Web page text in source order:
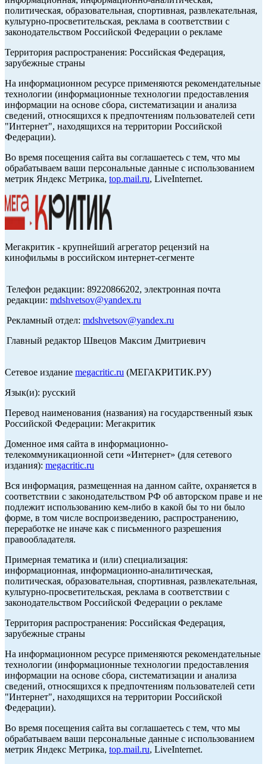
политическая, образовательная, спортивная, развлекательная,
культурно-просветительская, реклама в соответствии с
законодательством Российской Федерации о рекламе
Территория распространения: Российская Федерация,
зарубежные страны
На информационном ресурсе применяются рекомендательные
технологии (информационные технологии предоставления
информации на основе сбора, систематизации и анализа
сведений, относящихся к предпочтениям пользователей сети
"Интернет", находящихся на территории Российской
Федерации).
Во время посещения сайта вы соглашаетесь с тем, что мы
обрабатываем ваши персональные данные с использованием
метрик Яндекс Метрика, top.mail.ru, LiveInternet.
Мегакритик - крупнейший агрегатор рецензий на
кинофильмы в российском интернет-сегменте
Телефон редакции: 89220866202, электронная почта
редакции: mdshvetsov@yandex.ru
Рекламный отдел: mdshvetsov@yandex.ru
Главный редактор Швецов Максим Дмитриевич
Сетевое издание megacritic.ru (МЕГАКРИТИК.РУ)
Язык(и): русский
Перевод наименования (названия) на государственный язык
Российской Федерации: Мегакритик
Доменное имя сайта в информационно-
телекоммуникационной сети «Интернет» (для сетевого
издания): megacritic.ru
Вся информация, размещенная на данном сайте, охраняется в
соответствии с законодательством РФ об авторском праве и не
подлежит использованию кем-либо в какой бы то ни было
форме, в том числе воспроизведению, распространению,
переработке не иначе как с письменного разрешения
правообладателя.
Примерная тематика и (или) специализация:
информационная, информационно-аналитическая,
политическая, образовательная, спортивная, развлекательная,
культурно-просветительская, реклама в соответствии с
законодательством Российской Федерации о рекламе
Территория распространения: Российская Федерация,
зарубежные страны
На информационном ресурсе применяются рекомендательные
технологии (информационные технологии предоставления
информации на основе сбора, систематизации и анализа
сведений, относящихся к предпочтениям пользователей сети
"Интернет", находящихся на территории Российской
Федерации).
Во время посещения сайта вы соглашаетесь с тем, что мы
обрабатываем ваши персональные данные с использованием
метрик Яндекс Метрика, top.mail.ru, LiveInternet.